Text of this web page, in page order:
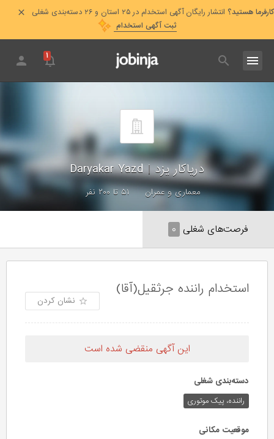
کارفرما هستید؟ انتشار رایگان آگهی استخدام در ۲۵ استان و ۲۶ دسته‌بندی شغلی
ثبت آگهی استخدام
۱
دریاکار یزد|
Daryakar Yazd
معماری و عمران ۵۱ تا ۲۰۰ نفر
فرصت‌های شغلی ۰
استخدام راننده جرثقیل(آقا)
نشان کردن
این آگهی منقضی شده است
دسته‌بندی شغلی
راننده، پیک موتوری
موقعیت مکانی